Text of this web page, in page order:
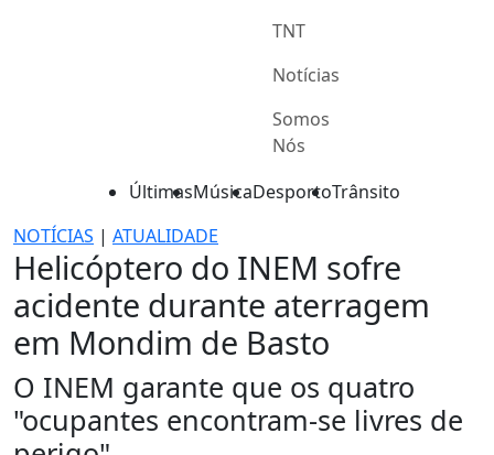
TNT
Notícias
Somos
Nós
ÚltimasMúsicaDesportoTrânsito
NOTÍCIAS | ATUALIDADE
Helicóptero do INEM sofre
acidente durante aterragem
em Mondim de Basto
O INEM garante que os quatro
"ocupantes encontram-se livres de